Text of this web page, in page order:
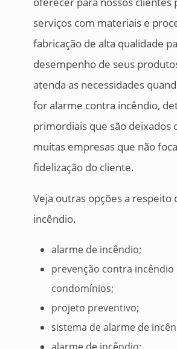
serviços com materiais e
fabricação de alta qualidade
desempenho de seus
atenda as necessidades
for alarme contra incêndio,
primordiais que são deixados
muitas empresas que não
fidelização do cliente.
Veja outras opções a respeito
incêndio.
alarme de incêndio;
prevenção contra incêndio
condomínios;
projeto preventivo;
sistema de alarme de